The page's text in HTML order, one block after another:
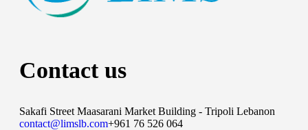
Contact us
Sakafi Street Maasarani Market Building - Tripoli Lebanon
contact@limslb.com+961 76 526 064